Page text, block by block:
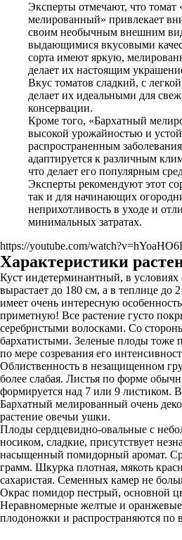
Эксперты отмечают, что томат
мелированный» привлекает
своим необычным внешним
выдающимися вкусовыми
сорта имеют яркую,
делает их настоящим
Вкус томатов сладкий, с
делает их идеальными для
консервации.
Кроме того, «Бархатный
высокой урожайностью и
распространенным
адаптируется к различным
что делает его популярным
Эксперты рекомендуют этот
так и для начинающих
неприхотливость в уходе и
минимальных затратах.
https://youtube.com/
Характеристики
Куст индетерминантный, в условиях
вырастает до 180 см, а в теплице до
имеет очень интересную
приметную! Все растение густо
серебристыми волосками. Со
бархатистыми. Зеленые плоды
по мере созревания его
Облиственность в незащищенном
более слабая. Листья по форме
формируется над 7 или 9 листиком.
Бархатный мелированный очень
растение овечьи ушки.
Плоды сердцевидно-овальные с
носиком, сладкие, присутствует
насыщенный помидорный аромат.
грамм. Шкурка плотная, мякоть
сахаристая. Семенных камер не
Окрас помидор пестрый, основной
Неравномерные желтые и
плодоножки и распространяются по